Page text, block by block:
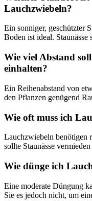
Lauchzwiebeln?
Ein sonniger, geschützter
Boden ist ideal.
Wie viel Abstand
einhalten?
Ein Reihenabstand von
den Pflanzen genügend
Wie oft muss ich
Lauchzwiebeln benötigen
sollte Staunässe
Wie dünge ich
Eine moderate Düngung
Sie es jedoch nicht, um